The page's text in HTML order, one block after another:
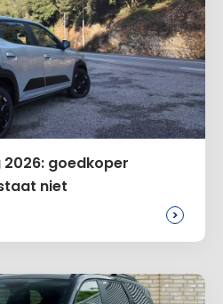
2026: goedkoper
niet
>